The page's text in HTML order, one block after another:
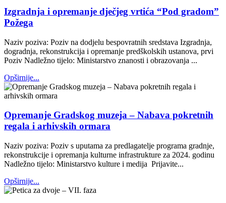
Izgradnja i opremanje dječjeg vrtića “Pod gradom”
Požega
Naziv poziva: Poziv na dodjelu bespovratnih sredstava Izgradnja,
dogradnja, rekonstrukcija i opremanje predškolskih ustanova, prvi
Poziv Nadležno tijelo: Ministarstvo znanosti i obrazovanja ...
Opširnije...
Opremanje Gradskog muzeja – Nabava pokretnih
regala i arhivskih ormara
Naziv poziva: Poziv s uputama za predlagatelje programa gradnje,
rekonstrukcije i opremanja kulturne infrastrukture za 2024. godinu
Nadležno tijelo: Ministarstvo kulture i medija Prijavite...
Opširnije...